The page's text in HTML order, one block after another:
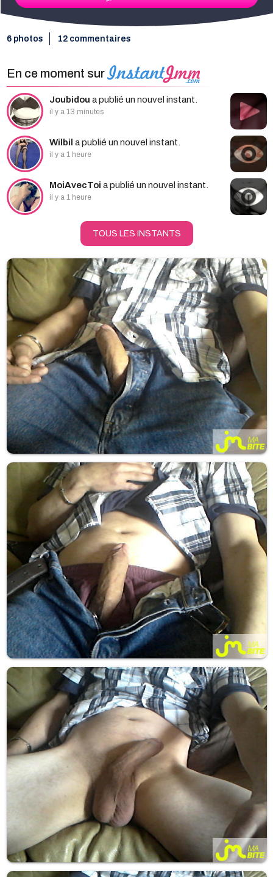
6 photos 12 commentaires
En ce moment sur
Joubidou a publié un nouvel instant.
il y a 13 minutes
Wilbil a publié un nouvel instant.
il y a 1 heure
MoiAvecToi a publié un nouvel instant.
il y a 1 heure
TOUS LES INSTANTS